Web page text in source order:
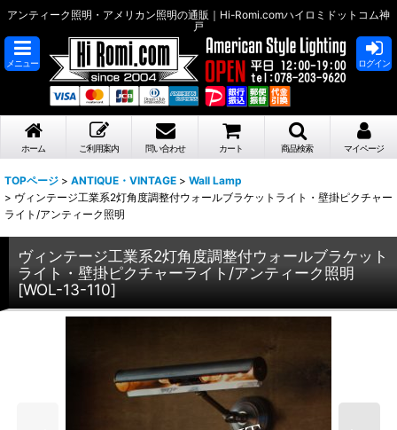
アンティーク照明・アメリカン照明の通販｜Hi-Romi.comハイロミドットコム神
戸
メニュー ログイン
ホーム ご利用案内 問い合わせ カート 商品検索 マイページ
TOPページ > ANTIQUE・VINTAGE > Wall Lamp
> ヴィンテージ工業系2灯角度調整付ウォールブラケットライト・壁掛ピクチャー
ライト/アンティーク照明
ヴィンテージ工業系2灯角度調整付ウォールブラケット
ライト・壁掛ピクチャーライト/アンティーク照明
[WOL-13-110]